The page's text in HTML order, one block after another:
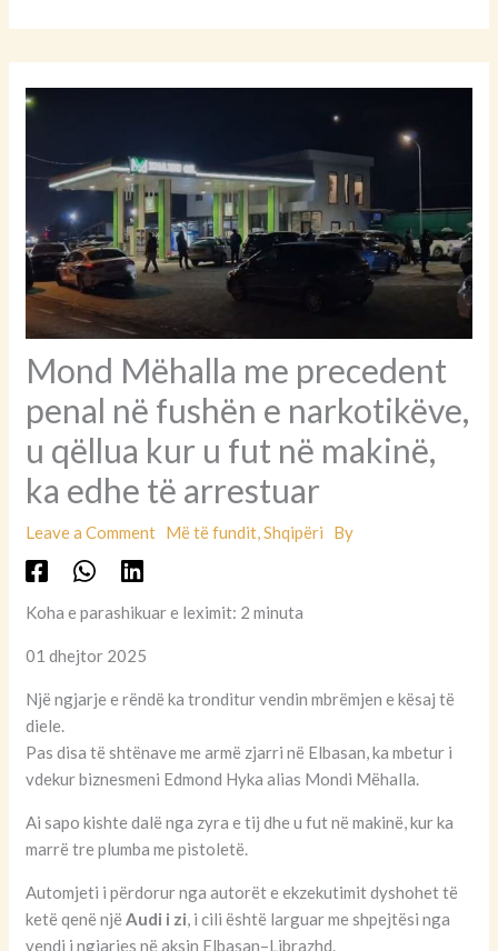
Mond Mëhalla me precedent
penal në fushën e narkotikëve,
u qëllua kur u fut në makinë,
ka edhe të arrestuar
Leave a Comment Më të fundit,Shqipëri By
Koha e parashikuar e leximit: 2 minuta
01 dhejtor 2025
Një ngjarje e rëndë ka tronditur vendin mbrëmjen e kësaj të
diele.
Pas disa të shtënave me armë zjarri në Elbasan, ka mbetur i
vdekur biznesmeni Edmond Hyka alias Mondi Mëhalla.
Ai sapo kishte dalë nga zyra e tij dhe u fut në makinë, kur ka
marrë tre plumba me pistoletë.
Automjeti i përdorur nga autorët e ekzekutimit dyshohet të
ketë qenë njëAudi i zi, i cili është larguar me shpejtësi nga
vendi i ngjarjes në aksin Elbasan–Librazhd.